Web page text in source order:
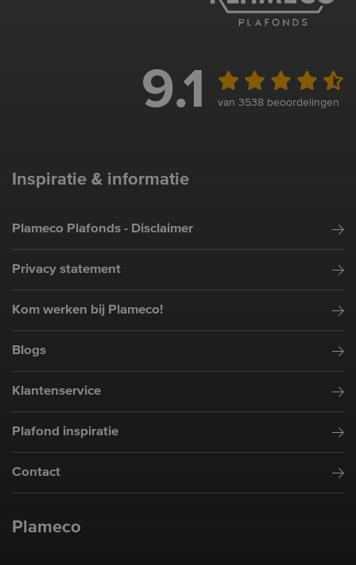
9.1 van 3538 beoordelingen
Inspiratie & informatie
Plameco Plafonds - Disclaimer
Privacy statement
Kom werken bij Plameco!
Blogs
Klantenservice
Plafond inspiratie
Contact
Plameco